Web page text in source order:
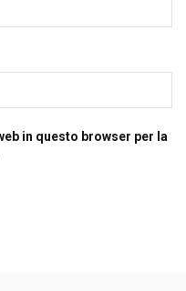
in questo browser per la